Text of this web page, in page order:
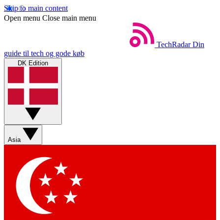
Skip to main content
Open menu Close main menu
TechRadar Din
guide til tech og gode køb
DK Edition
Asia